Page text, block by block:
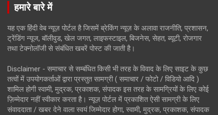
हमारे बारे में
यह एक हिंदी वेब न्यूज़ पोर्टल है जिसमें ब्रेकिंग न्यूज़ के अलावा राजनीति, प्रशासन,
ट्रेंडिंग न्यूज, बॉलीवुड, खेल जगत, लाइफस्टाइल, बिजनेस, सेहत, ब्यूटी, रोजगार
तथा टेक्नोलॉजी से संबंधित खबरें पोस्ट की जाती है।
Disclaimer - समाचार से सम्बंधित किसी भी तरह के विवाद के लिए साइट के कुछ
तत्वों में उपयोगकर्ताओं द्वारा प्रस्तुत सामग्री ( समाचार / फोटो / विडियो आदि )
शामिल होगी स्वामी, मुद्रक, प्रकाशक, संपादक इस तरह के सामग्रियों के लिए कोई
ज़िम्मेदार नहीं स्वीकार करता है। न्यूज़ पोर्टल में प्रकाशित ऐसी सामग्री के लिए
संवाददाता / खबर देने वाला स्वयं जिम्मेदार होगा, स्वामी, मुद्रक, प्रकाशक, संपादक